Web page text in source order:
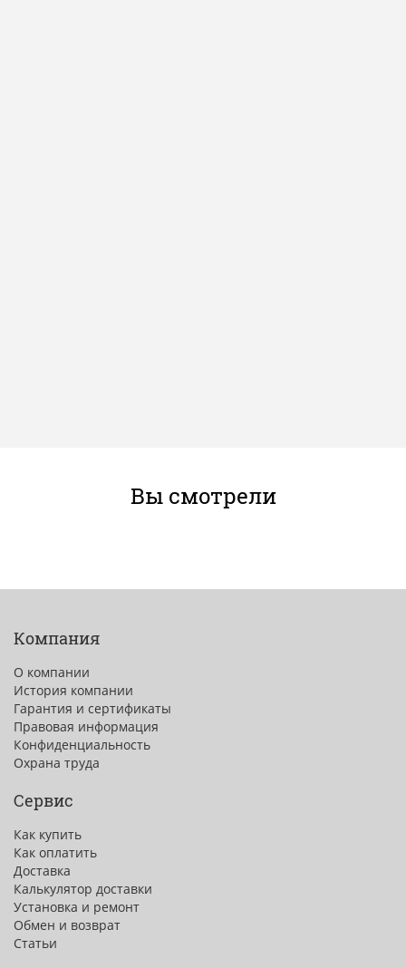
Вы смотрели
Компания
О компании
История компании
Гарантия и сертификаты
Правовая информация
Конфиденциальность
Охрана труда
Сервис
Как купить
Как оплатить
Доставка
Калькулятор доставки
Установка и ремонт
Обмен и возврат
Статьи